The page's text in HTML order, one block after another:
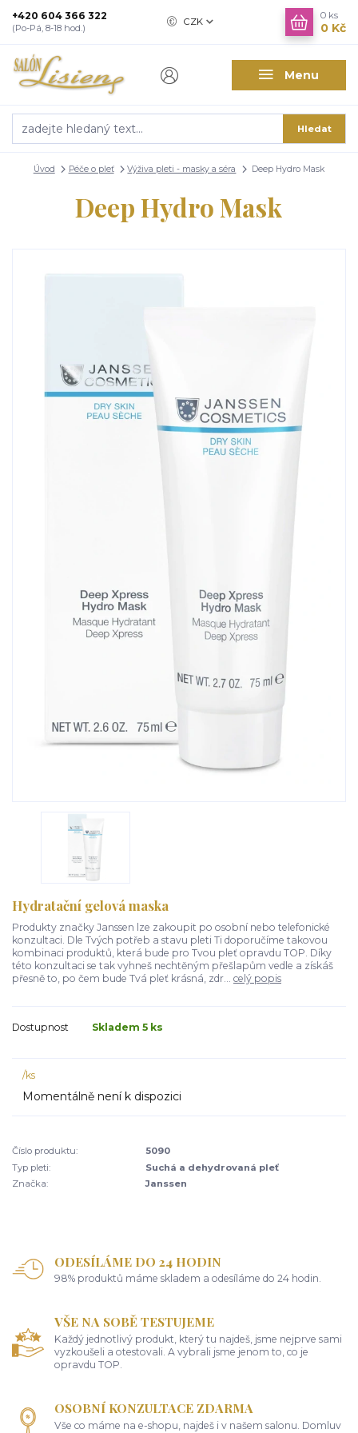
Menu
CZK
Hledat
+420 604 366 322
(Po-Pá, 8-18 hod.)
0 ks
0 Kč
Úvod Péče o pleť Výživa pleti - masky a séra Deep Hydro Mask
Deep Hydro Mask
Hydratační gelová maska
Produkty značky Janssen lze zakoupit po osobní nebo telefonické
konzultaci. Dle Tvých potřeb a stavu pleti Ti doporučíme takovou
kombinaci produktů, která bude pro Tvou pleť opravdu TOP. Díky
této konzultaci se tak vyhneš nechtěným přešlapům vedle a získáš
přesně to, po čem bude Tvá pleť krásná, zdr... celý popis
Dostupnost Skladem 5 ks
/ks
Momentálně není k dispozici
Číslo produktu:
5090
Typ pleti:
Suchá a dehydrovaná pleť
Značka:
Janssen
ODESÍLÁME DO 24 HODIN
98% produktů máme skladem a odesíláme do 24 hodin.
VŠE NA SOBĚ TESTUJEME
Každý jednotlivý produkt, který tu najdeš, jsme nejprve sami
vyzkoušeli a otestovali. A vybrali jsme jenom to, co je
opravdu TOP.
OSOBNÍ KONZULTACE ZDARMA
Vše co máme na e-shopu, najdeš i v našem salonu. Domluv